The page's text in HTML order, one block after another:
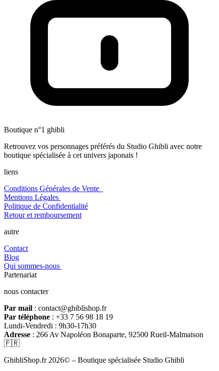
Boutique n°1 ghibli
Retrouvez vos personnages préférés du Studio Ghibli avec notre
boutique spécialisée à cet univers japonais !
liens
Conditions Générales de Vente
Mentions Légales
Politique de Confidentialité
Retour et remboursement
autre
Contact
Blog
Qui sommes-nous
Partenariat
nous contacter
Par mail : contact@ghiblishop.fr
Par téléphone : +33 7 56 98 18 19
Lundi-Vendredi : 9h30-17h30
Adresse : 266 Av Napoléon Bonaparte, 92500 Rueil-Malmaison
🇫🇷
GhibliShop.fr 2026© – Boutique spécialisée Studio Ghibli